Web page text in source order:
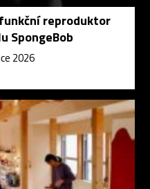
reproduktor
SpongeBob
2026